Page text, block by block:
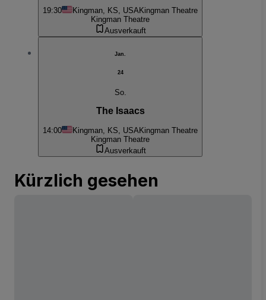
19:30 Kingman, KS, USAKingman Theatre
Kingman Theatre
Ausverkauft
Jan.
24
So.
The Isaacs
14:00 Kingman, KS, USA Kingman Theatre
Kingman Theatre
Ausverkauft
Kürzlich gesehen